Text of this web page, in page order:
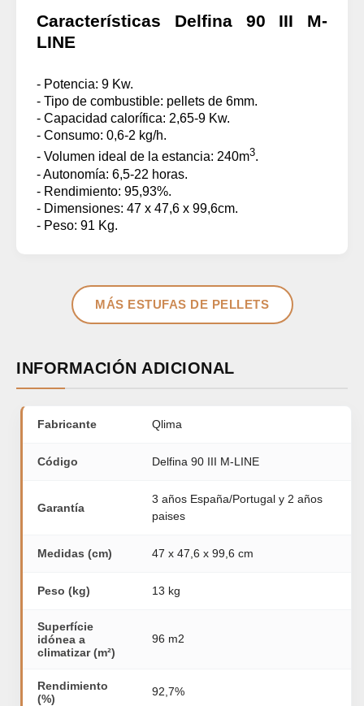
Características Delfina 90 III M-
LINE
- Potencia: 9 Kw.
- Tipo de combustible: pellets de 6mm.
- Capacidad calorífica: 2,65-9 Kw.
- Consumo: 0,6-2 kg/h.
- Volumen ideal de la estancia: 240m3.
- Autonomía: 6,5-22 horas.
- Rendimiento: 95,93%.
- Dimensiones: 47 x 47,6 x 99,6cm.
- Peso: 91 Kg.
MÁS ESTUFAS DE PELLETS
INFORMACIÓN ADICIONAL
Fabricante Qlima
Código Delfina 90 III M-LINE
Garantía
3 años España/Portugal y 2 años
paises
Medidas (cm) 47 x 47,6 x 99,6 cm
Peso (kg) 13 kg
Superfície
idónea a
climatizar (m²)
96 m2
Rendimiento
(%)
92,7%